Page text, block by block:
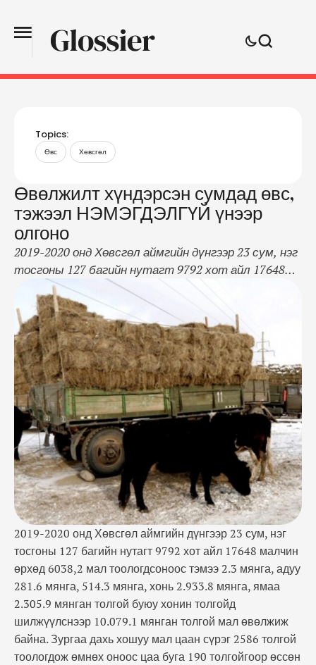
Topics:
Өвс Хөвсгөл
Өвөлжилт хүндэрсэн сумдад өвс,
тэжээл НЭМЭГДЭЛГҮЙ үнээр
олгоно
2019-2020 онд Хөвсгөл аймгийн дүнгээр 23 сум, нэг
тосгоны 127 багийн нутагт 9792 хот айл 17648
малчин өрхөд 6038,2 мал тоологдсоноос тэмээ 2.3
мянга, адуу 281.6 мянга, 514.3 мянга, хонь 2.933.8
мянга, ямаа 2.305.9 мянган толгой буюу хонин
толгойд шилжүүлснээр 10.079.1 мянган толгой
мал өвөлжиж байна. Зургаа дахь хошуу мал цаан
сүрэг 2586 толгой тоологдож …
2019-2020 онд Хөвсгөл аймгийн дүнгээр 23 сум, нэг
тосгоны 127 багийн нутагт 9792 хот айл 17648 малчин
өрхөд 6038,2 мал тоологдсоноос тэмээ 2.3 мянга, адуу
281.6 мянга, 514.3 мянга, хонь 2.933.8 мянга, ямаа
2.305.9 мянган толгой буюу хонин толгойд
шилжүүлснээр 10.079.1 мянган толгой мал өвөлжиж
байна. Зургаа дахь хошуу мал цаан сүрэг 2586 толгой
тоологдож өмнөх оноос цаа буга 190 толгойгоор өссөн